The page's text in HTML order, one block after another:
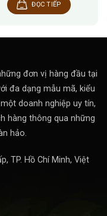
ĐỌC TIẾP
đơn vị hàng đầu tại
đa dạng mẫu mã, kiểu
doanh nghiệp uy tín,
hàng thông qua những
hảo.
TP. Hồ Chí Minh, Việt